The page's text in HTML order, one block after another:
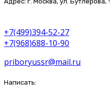
+7(499)394-52-27
+7(968)688-10-90
priboryussr@mail.ru
Написать: